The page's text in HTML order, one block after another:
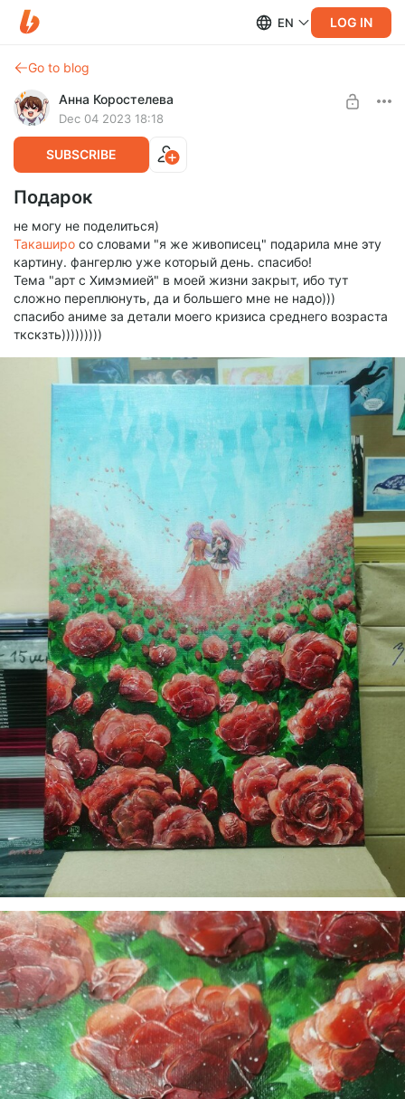
EN LOG IN
Go to blog
Анна Коростелева
Dec 04 2023 18:18
SUBSCRIBE
Подарок
не могу не поделиться)
Такаширо со словами "я же живописец" подарила мне эту
картину. фангерлю уже который день. спасибо!
Тема "арт с Химэмией" в моей жизни закрыт, ибо тут
сложно переплюнуть, да и большего мне не надо)))
спасибо аниме за детали моего кризиса среднего возраста
ткскзть)))))))))